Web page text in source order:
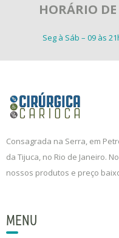
HORÁRIO
Seg à Sáb – 09 às
Consagrada na Serra, em
da Tijuca, no Rio de Janeiro.
nossos produtos e preço
MENU